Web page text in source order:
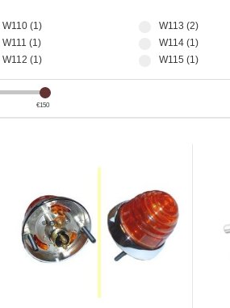
W110 (1)
W111 (1)
W112 (1)
W113 (2)
W114 (1)
W115 (1)
€150